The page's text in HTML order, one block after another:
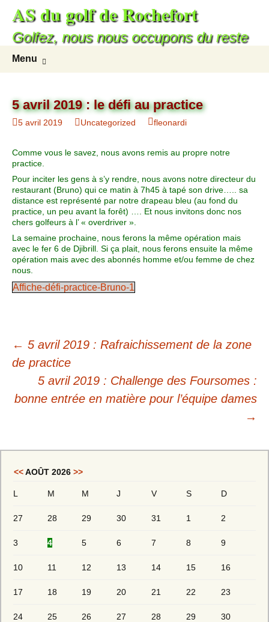
AS du golf de Rochefort
Golfez, nous nous occupons du reste
Menu
5 avril 2019 : le défi au practice
5 avril 2019 Uncategorized fleonardi
Comme vous le savez, nous avons remis au propre notre
practice.
Pour inciter les gens à s’y rendre, nous avons notre directeur du
restaurant (Bruno) qui ce matin à 7h45 à tapé son drive….. sa
distance est représenté par notre drapeau bleu (au fond du
practice, un peu avant la forêt) …. Et nous invitons donc nos
chers golfeurs à l’ « overdriver ».
La semaine prochaine, nous ferons la même opération mais
avec le fer 6 de Djibrill. Si ça plait, nous ferons ensuite la même
opération mais avec des abonnés homme et/ou femme de chez
nous.
Affiche-défi-practice-Bruno-1
← 5 avril 2019 : Rafraichissement de la zone
de practice
5 avril 2019 : Challenge des Foursomes :
bonne entrée en matière pour l’équipe dames
→
<<AOÛT 2026 >>
L M M J V S D
27 28 29 30 31 1 2
3 4 5 6 7 8 9
10 11 12 13 14 15 16
17 18 19 20 21 22 23
24 25 26 27 28 29 30